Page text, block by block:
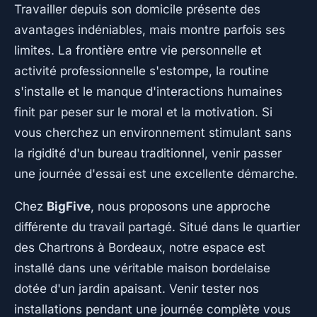
Travailler depuis son domicile présente des
avantages indéniables, mais montre parfois ses
limites. La frontière entre vie personnelle et
activité professionnelle s'estompe, la routine
s'installe et le manque d'interactions humaines
finit par peser sur le moral et la motivation. Si
vous cherchez un environnement stimulant sans
la rigidité d'un bureau traditionnel, venir passer
une journée d'essai est une excellente démarche.
Chez BigFive, nous proposons une approche
différente du travail partagé. Situé dans le quartier
des Chartrons à Bordeaux, notre espace est
installé dans une véritable maison bordelaise
dotée d'un jardin apaisant. Venir tester nos
installations pendant une journée complète vous